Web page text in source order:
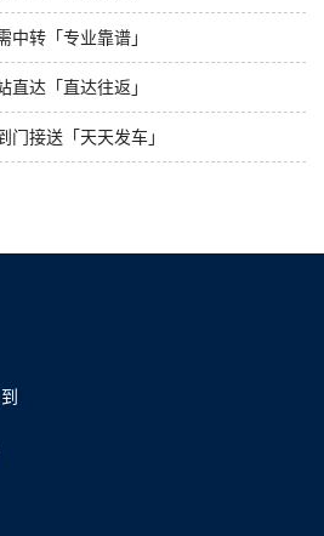
中转「专业靠谱」
直达「直达往返」
接送「天天发车」